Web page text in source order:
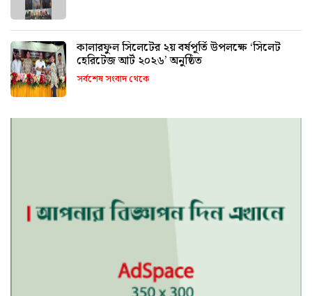
কালারফুল সিলেটের ২য় বর্ষপূর্তি উপলক্ষে ‘সিলেট
হেরিটেজ আর্ট ২০২৬’ অনুষ্ঠিত
সর্বশেষ সংবাদ থেকে